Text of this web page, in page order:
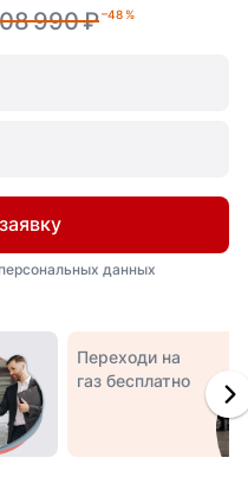
990 ₽–48 %
данных
Переходи на
газ бесплатно